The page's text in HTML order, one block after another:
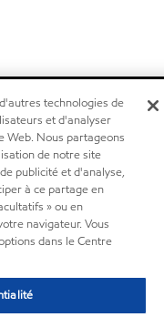
technologies de
et d'analyser
Web. Nous partageons
de notre site
publicité et d'analyse,
à ce partage en
» ou en
navigateur. Vous
dans le Centre